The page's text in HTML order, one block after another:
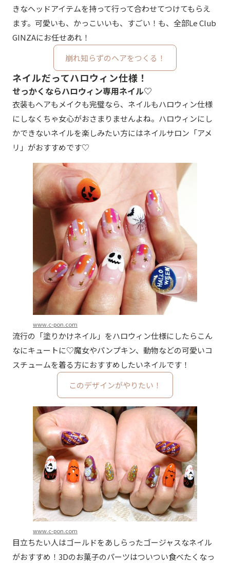
きなヘッドアイテムを持って行って合わせてつけてもらえ
ます。可愛いも、かっこいいも、すごい！も、全部Le Club
GINZAにお任せあれ！
崩れ知らずのヘアをつくる！
ネイルだってハロウィン仕様！
せっかくならハロウィン専用ネイル♡
衣装もヘアもメイクも完璧なら、ネイルもハロウィン仕様
にしなくちゃ女心がおさまりませんよね。ハロウィンにし
かできないネイルを楽しみたい方にはネイルサロン「アメ
リ」がおすすめです♡
www.c-pon.com
流行の「塗りかけネイル」をハロウィン仕様にしたらこん
なにキュートに♡魔女やパンプキン、動物などの可愛いコ
スチュームを着る方におすすめしたいネイルです！
このデザインがやりたい！
www.c-pon.com
目立ちたい人はゴールドをあしらったゴージャスなネイル
がおすすめ！3Dのお菓子のパーツはついつい食べたくなっ